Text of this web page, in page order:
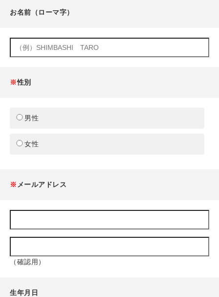
お名前（ローマ字）
※性別
男性
女性
※ メールアドレス
（確認用）
生年月日